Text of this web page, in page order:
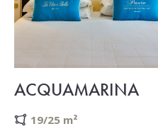
ACQUAMARINA
19/25 m²